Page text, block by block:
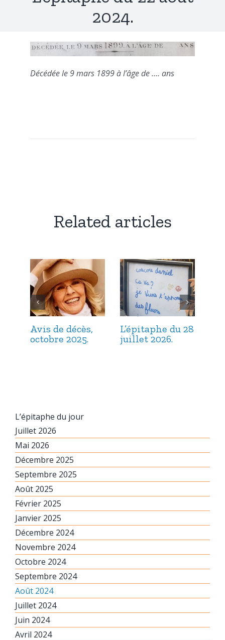
2024.
Décédée le 9 mars 1899 à l’âge de …. ans
Related articles
Avis de décès,
octobre 2025.
L’épitaphe du 28
juillet 2026.
L’épitaphe du jour
Juillet 2026
Mai 2026
Décembre 2025
Septembre 2025
Août 2025
Février 2025
Janvier 2025
Décembre 2024
Novembre 2024
Octobre 2024
Septembre 2024
Août 2024
Juillet 2024
Juin 2024
Avril 2024